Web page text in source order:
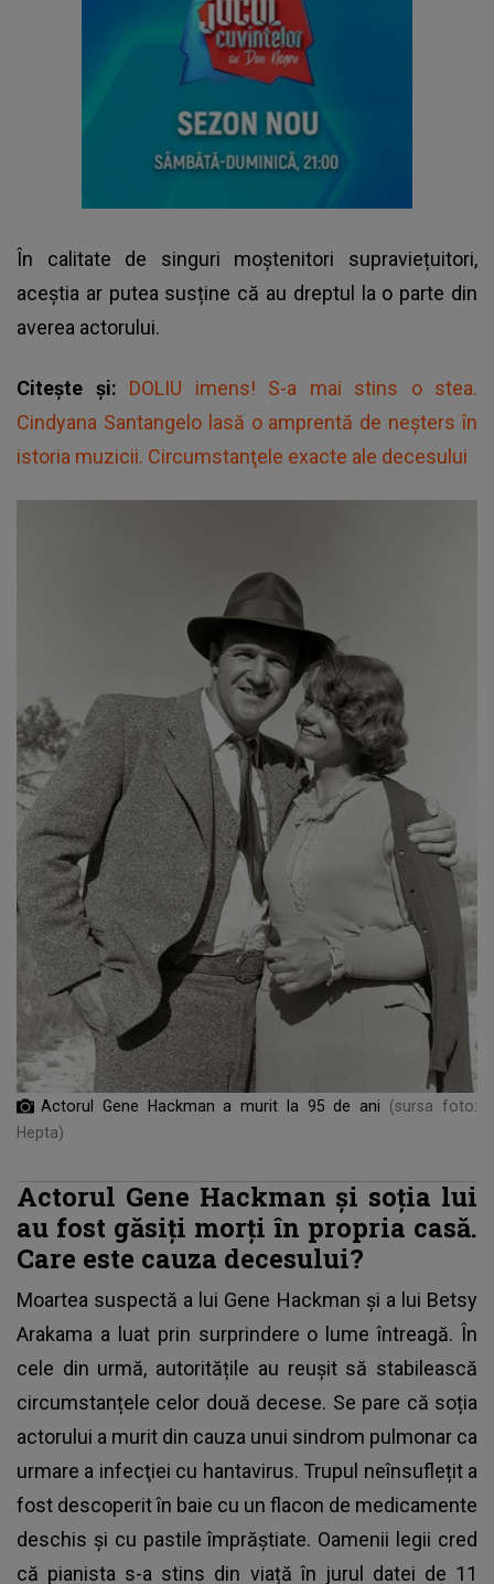
În calitate de singuri moștenitori supraviețuitori,
aceștia ar putea susține că au dreptul la o parte din
averea actorului.
Citește și: DOLIU imens! S-a mai stins o stea.
Cindyana Santangelo lasă o amprentă de neșters în
istoria muzicii. Circumstanţele exacte ale decesului
Actorul Gene Hackman a murit la 95 de ani
(sursa foto:
Hepta)
Actorul Gene Hackman și soția lui
au fost găsiți morți în propria casă.
Care este cauza decesului?
Moartea suspectă a lui Gene Hackman și a lui Betsy
Arakama a luat prin surprindere o lume întreagă. În
cele din urmă, autoritățile au reușit să stabilească
circumstanțele celor două decese. Se pare că soția
actorului a murit din cauza unui sindrom pulmonar ca
urmare a infecţiei cu hantavirus. Trupul neînsuflețit a
fost descoperit în baie cu un flacon de medicamente
deschis şi cu pastile împrăştiate. Oamenii legii cred
că pianista s-a stins din viață în jurul datei de 11